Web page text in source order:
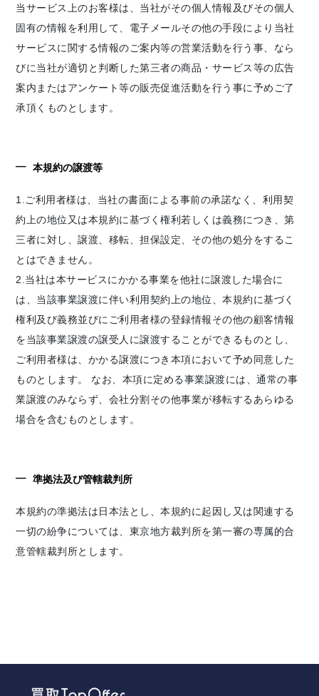
当サービス上のお客様は、当社がその個人情報及びその個人
固有の情報を利用して、電子メールその他の手段により当社
サービスに関する情報のご案内等の営業活動を行う事、なら
びに当社が適切と判断した第三者の商品・サービス等の広告
案内またはアンケート等の販売促進活動を行う事に予めご了
承頂くものとします。
本規約の譲渡等
1.ご利用者様は、当社の書面による事前の承諾なく、利用契
約上の地位又は本規約に基づく権利若しくは義務につき、第
三者に対し、譲渡、移転、担保設定、その他の処分をするこ
とはできません。
2.当社は本サービスにかかる事業を他社に譲渡した場合に
は、当該事業譲渡に伴い利用契約上の地位、本規約に基づく
権利及び義務並びにご利用者様の登録情報その他の顧客情報
を当該事業譲渡の譲受人に譲渡することができるものとし、
ご利用者様は、かかる譲渡につき本項において予め同意した
ものとします。 なお、本項に定める事業譲渡には、通常の事
業譲渡のみならず、会社分割その他事業が移転するあらゆる
場合を含むものとします。
準拠法及び管轄裁判所
本規約の準拠法は日本法とし、本規約に起因し又は関連する
一切の紛争については、東京地方裁判所を第一審の専属的合
意管轄裁判所とします。